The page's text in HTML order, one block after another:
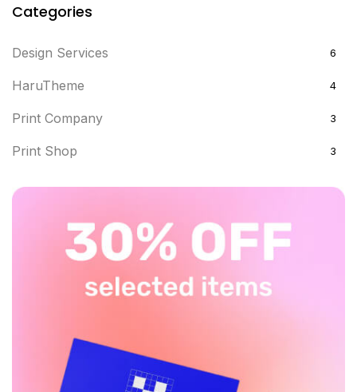
Categories
Design Services 6
HaruTheme 4
Print Company 3
Print Shop 3